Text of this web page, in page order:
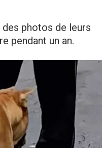
photos de leurs
pendant un an.